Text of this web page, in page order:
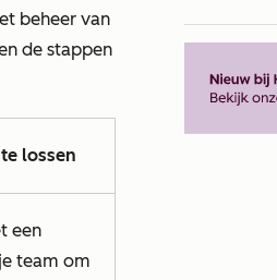
beheer van
de stappen
lossen
een
team om